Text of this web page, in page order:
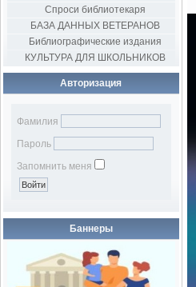
Спроси библиотекаря
БАЗА ДАННЫХ ВЕТЕРАНОВ
Библиографические издания
КУЛЬТУРА ДЛЯ ШКОЛЬНИКОВ
Авторизация
Фамилия
Пароль
Запомнить меня
Баннеры